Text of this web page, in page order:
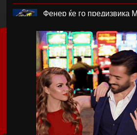
Фенер ќе го предизвика
Челзи убедливо го
Австралија
Кенан Јилдиз на листата
Арсенал
Фисник Аслани не ги
прегледи во РБ Лајпциг